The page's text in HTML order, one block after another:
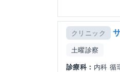
クリニック
土曜診察
診療科： 内科 循